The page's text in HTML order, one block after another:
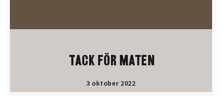
TACK FÖR MATEN
3 oktober 2022